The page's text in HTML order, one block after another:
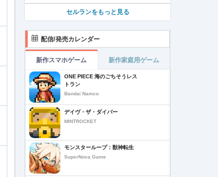
セルランをもっと見る
配信/発売カレンダー
新作スマホゲーム 新作家庭用ゲーム
ONE PIECE 海のごちそうレス
トラン
Bandai Namco
デイヴ・ザ・ダイバー
MINTROCKET
モンスターループ：獣神転生
SuperNova Game